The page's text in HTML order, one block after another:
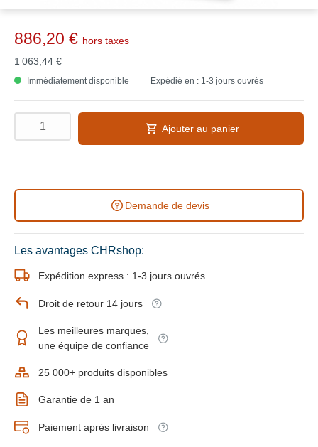
886,20 € hors taxes
1 063,44 €
Immédiatement disponible Expédié en : 1-3 jours ouvrés
Ajouter au panier
Demande de devis
Les avantages CHRshop:
Expédition express : 1-3 jours ouvrés
Droit de retour 14 jours
Les meilleures marques,
une équipe de confiance
25 000+ produits disponibles
Garantie de 1 an
Paiement après livraison